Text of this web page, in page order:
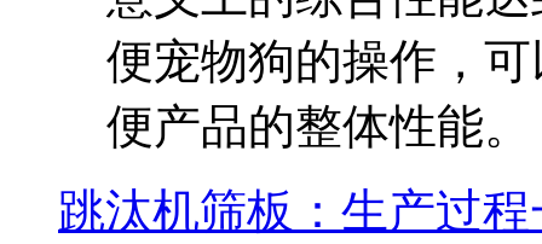
便宠物狗的操作，
便产品的整体性能。
跳汰机筛板：生产过